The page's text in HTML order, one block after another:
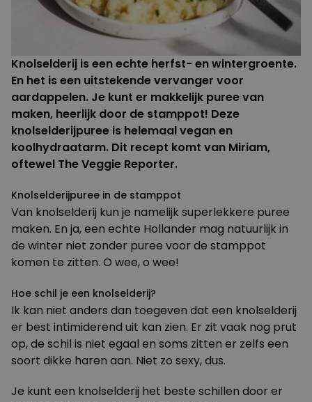
Knolselderij is een echte herfst- en wintergroente.
En het is een uitstekende vervanger voor
aardappelen. Je kunt er makkelijk puree van
maken, heerlijk door de stamppot! Deze
knolselderijpuree is helemaal vegan en
koolhydraatarm. Dit recept komt van Miriam,
oftewel The Veggie Reporter.
Knolselderijpuree in de stamppot
Van knolselderij kun je namelijk superlekkere puree
maken. En ja, een echte Hollander mag natuurlijk in
de winter niet zonder puree voor de stamppot
komen te zitten. O wee, o wee!
Hoe schil je een knolselderij?
Ik kan niet anders dan toegeven dat een knolselderij
er best intimiderend uit kan zien. Er zit vaak nog prut
op, de schil is niet egaal en soms zitten er zelfs een
soort dikke haren aan. Niet zo sexy, dus.
Je kunt een knolselderij het beste schillen door er